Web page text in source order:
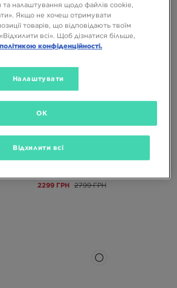
2299 ГРН 2799 ГРН
та налаштування щодо файлів cookie,
Якщо не хочеш отримувати
товарів, що відповідають твоїм
всі». Щоб дізнатися більше,
політикою конфіденційності.
Налаштувати
Відхилити всі
OK